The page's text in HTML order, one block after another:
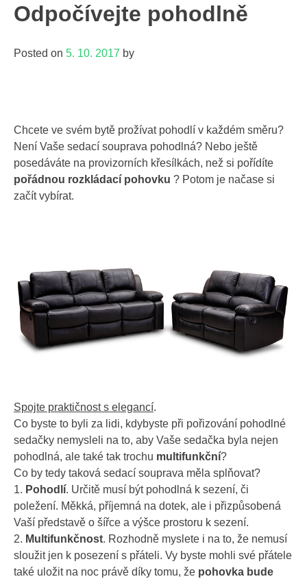
Odpočívejte pohodlně
Posted on 5. 10. 2017 by
Chcete ve svém bytě prožívat pohodlí v každém směru?
Není Vaše sedací souprava pohodlná? Nebo ještě
posedáváte na provizorních křesílkách, než si pořídíte
pořádnou rozkládací pohovku ? Potom je načase si
začít vybírat.
Spojte praktičnost s elegancí.
Co byste to byli za lidi, kdybyste při pořizování pohodlné
sedačky nemysleli na to, aby Vaše sedačka byla nejen
pohodlná, ale také tak trochu multifunkční?
Co by tedy taková sedací souprava měla splňovat?
1. Pohodlí. Určitě musí být pohodlná k sezení, či
poležení. Měkká, příjemná na dotek, ale i přizpůsobená
Vaší představě o šířce a výšce prostoru k sezení.
2. Multifunkčnost. Rozhodně myslete i na to, že nemusí
sloužit jen k posezení s přáteli. Vy byste mohli své přátele
také uložit na noc právě díky tomu, že pohovka bude